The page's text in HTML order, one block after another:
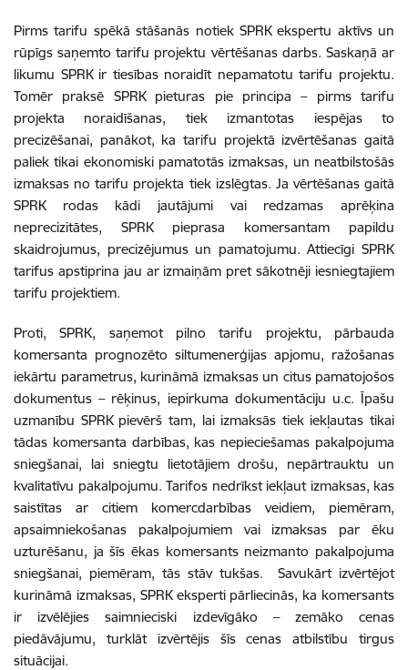
Pirms tarifu spēkā stāšanās notiek SPRK ekspertu aktīvs un
rūpīgs saņemto tarifu projektu vērtēšanas darbs. Saskaņā ar
likumu SPRK ir tiesības noraidīt nepamatotu tarifu projektu.
Tomēr praksē SPRK pieturas pie principa – pirms tarifu
projekta noraidīšanas, tiek izmantotas iespējas to
precizēšanai, panākot, ka tarifu projektā izvērtēšanas gaitā
paliek tikai ekonomiski pamatotās izmaksas, un neatbilstošās
izmaksas no tarifu projekta tiek izslēgtas. Ja vērtēšanas gaitā
SPRK rodas kādi jautājumi vai redzamas aprēķina
neprecizitātes, SPRK pieprasa komersantam papildu
skaidrojumus, precizējumus un pamatojumu. Attiecīgi SPRK
tarifus apstiprina jau ar izmaiņām pret sākotnēji iesniegtajiem
tarifu projektiem.
Proti, SPRK, saņemot pilno tarifu projektu, pārbauda
komersanta prognozēto siltumenerģijas apjomu, ražošanas
iekārtu parametrus, kurināmā izmaksas un citus pamatojošos
dokumentus – rēķinus, iepirkuma dokumentāciju u.c. Īpašu
uzmanību SPRK pievērš tam, lai izmaksās tiek iekļautas tikai
tādas komersanta darbības, kas nepieciešamas pakalpojuma
sniegšanai, lai sniegtu lietotājiem drošu, nepārtrauktu un
kvalitatīvu pakalpojumu. Tarifos nedrīkst iekļaut izmaksas, kas
saistītas ar citiem komercdarbības veidiem, piemēram,
apsaimniekošanas pakalpojumiem vai izmaksas par ēku
uzturēšanu, ja šīs ēkas komersants neizmanto pakalpojuma
sniegšanai, piemēram, tās stāv tukšas. Savukārt izvērtējot
kurināmā izmaksas, SPRK eksperti pārliecinās, ka komersants
ir izvēlējies saimnieciski izdevīgāko – zemāko cenas
piedāvājumu, turklāt izvērtējis šīs cenas atbilstību tirgus
situācijai.